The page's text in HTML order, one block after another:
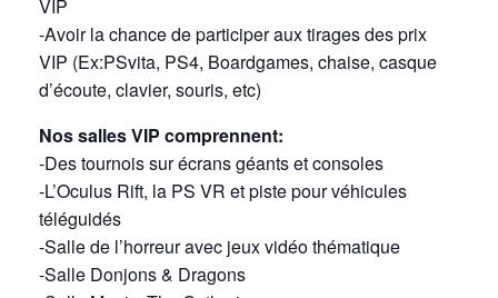
VIP
-Avoir la chance de participer aux tirages des prix
VIP (Ex:PSvita, PS4, Boardgames, chaise, casque
d’écoute, clavier, souris, etc)
Nos salles VIP comprennent:
-Des tournois sur écrans géants et consoles
-L’Oculus Rift, la PS VR et piste pour véhicules
téléguidés
-Salle de l’horreur avec jeux vidéo thématique
-Salle Donjons & Dragons